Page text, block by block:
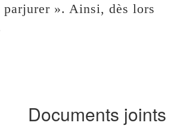
parjurer ». Ainsi, dès lors
Documents joints